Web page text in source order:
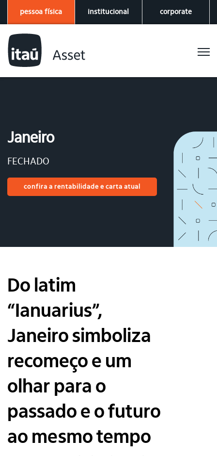
pessoa física institucional corporate
Janeiro
FECHADO
confira a rentabilidade e carta atual
Do latim
“Ianuarius”,
Janeiro simboliza
recomeço e um
olhar para o
passado e o futuro
ao mesmo tempo